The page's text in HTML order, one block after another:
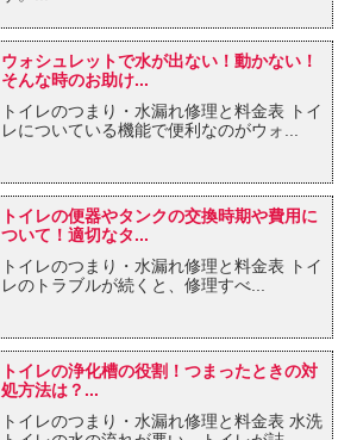
ウォシュレットで水が出ない！動かない！
そんな時のお助け...
トイレのつまり・水漏れ修理と料金表 トイ
レについている機能で便利なのがウォ...
トイレの便器やタンクの交換時期や費用に
ついて！適切なタ...
トイレのつまり・水漏れ修理と料金表 トイ
レのトラブルが続くと、修理すべ...
トイレの浄化槽の役割！つまったときの対
処方法は？...
トイレのつまり・水漏れ修理と料金表 水洗